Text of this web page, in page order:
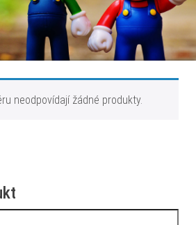
neodpovídají žádné produkty.